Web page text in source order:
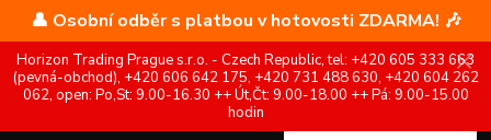
👤 Osobní odběr s platbou v hotovosti ZDARMA! 🎶
Horizon Trading Prague s.r.o. - Czech Republic, tel: +420 605 333 663
(pevná-obchod), +420 606 642 175, +420 731 488 630, +420 604 262
062, open: Po,St: 9.00-16.30 ++ Út,Čt: 9.00-18.00 ++ Pá: 9.00-15.00
hodin